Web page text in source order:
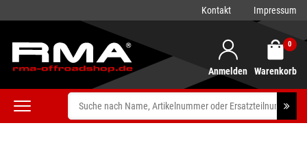
Kontakt Impressum
Anmelden
0
Warenkorb